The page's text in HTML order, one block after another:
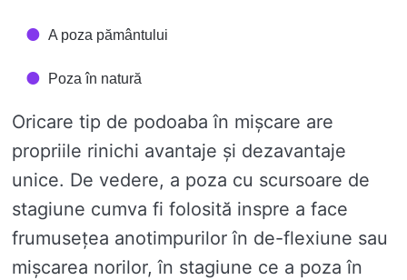
A poza pământului
Poza în natură
Oricare tip de podoaba în mișcare are
propriile rinichi avantaje și dezavantaje
unice. De vedere, a poza cu scursoare de
stagiune cumva fi folosită inspre a face
frumusețea anotimpurilor în de-flexiune sau
mișcarea norilor, în stagiune ce a poza în